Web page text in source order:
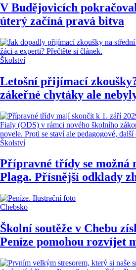
V Budějovicích
úterý začíná pravá bitva
Školství
Letošní přijímací
zákeřné chytáky ale
Školství
Přípravné třídy se možná
Plaga. Přísnější odklady
Chebsko
Školní soutěže v Chebu
Peníze pomohou rozvíjet